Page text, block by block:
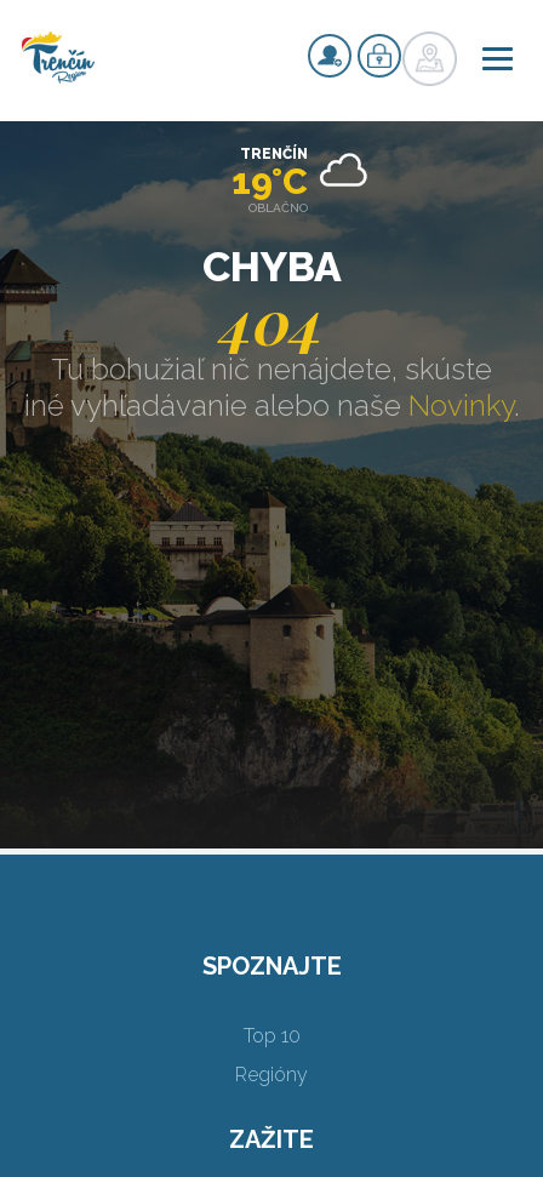
CHYBA
404
Tu bohužiaľ nič nenájdete, skúste
iné vyhľadávanie alebo naše Novinky.
TRENČÍN
19°C
OBLAČNO
SPOZNAJTE
Top 10
Regióny
ZAŽITE